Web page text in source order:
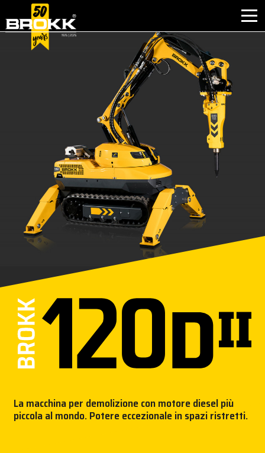
ASSISTENZA
ATTIVITÀ
NOTIZIE
STAMPA
BROKK
CONTATTACI!
SEARCH
La macchina per demolizione con motore diesel più
piccola al mondo. Potere eccezionale in spazi ristretti.